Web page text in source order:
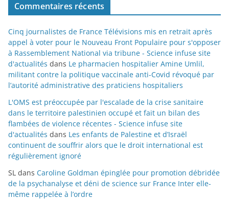
Commentaires récents
Cinq journalistes de France Télévisions mis en retrait après
appel à voter pour le Nouveau Front Populaire pour s'opposer
à Rassemblement National via tribune - Science infuse site
d'actualités dans Le pharmacien hospitalier Amine Umlil,
militant contre la politique vaccinale anti-Covid révoqué par
l’autorité administrative des praticiens hospitaliers
L'OMS est préoccupée par l'escalade de la crise sanitaire
dans le territoire palestinien occupé et fait un bilan des
flambées de violence récentes - Science infuse site
d'actualités dans Les enfants de Palestine et d’Israël
continuent de souffrir alors que le droit international est
régulièrement ignoré
SL dans Caroline Goldman épinglée pour promotion débridée
de la psychanalyse et déni de science sur France Inter elle-
même rappelée à l’ordre